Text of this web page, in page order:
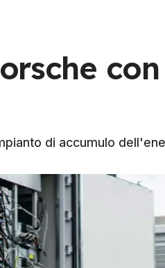
di accumulo